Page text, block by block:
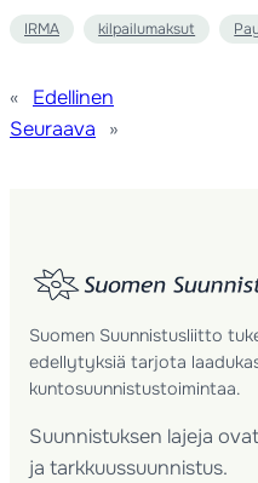
IRMA kilpailumaksut
«
Edellinen
Seuraava
»
Suomen Suunnistusliitto
edellytyksiä tarjota
kuntosuunnistustoimintaa.
Suunnistuksen lajeja
ja tarkkuussuunnistus.